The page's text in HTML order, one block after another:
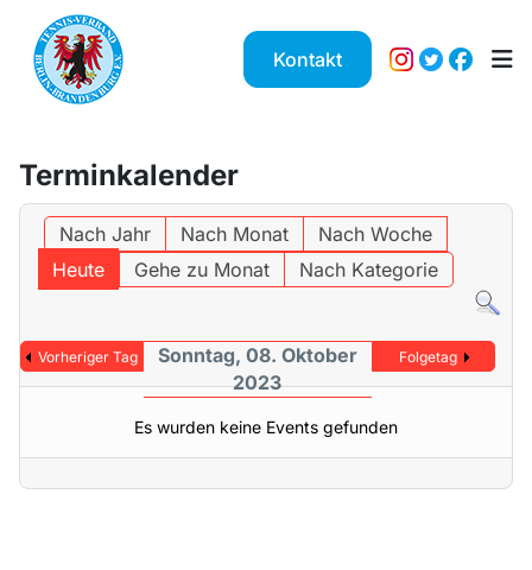
Kontakt
Terminkalender
Nach Jahr Nach Monat
Nach Woche
Heute
Gehe zu Monat Nach Kategorie
Vorheriger Tag
Sonntag, 08. Oktober
2023
Folgetag
Es wurden keine Events gefunden